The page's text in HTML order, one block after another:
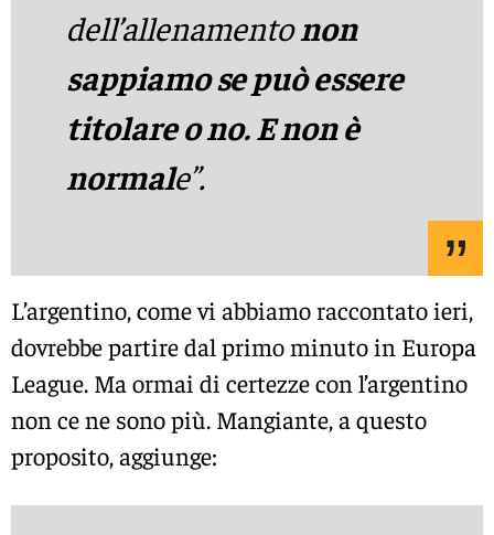
dell’allenamentonon
sappiamo se può essere
titolare o no. E non è
normale”.
L’argentino, come vi abbiamo raccontato ieri,
dovrebbe partire dal primo minuto in Europa
League. Ma ormai di certezze con l’argentino
non ce ne sono più. Mangiante, a questo
proposito, aggiunge: